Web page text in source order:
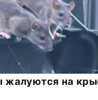
жалуются на